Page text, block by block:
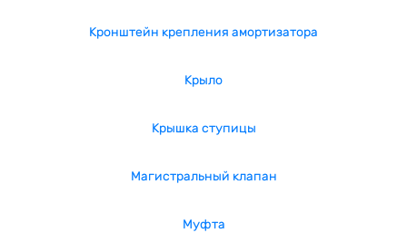
Кронштейн крепления амортизатора
Крыло
Крышка ступицы
Магистральный клапан
Муфта